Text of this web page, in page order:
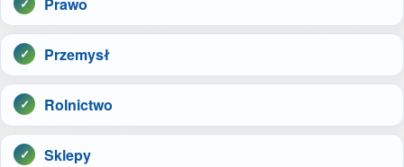
Przemysł
Rolnictwo
Sklepy